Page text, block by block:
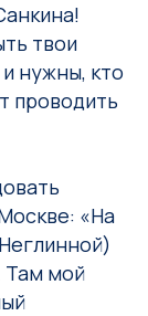
твои
нужны, кто
проводить
«На
Там мой